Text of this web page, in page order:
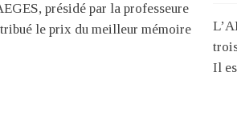
présidé par la professeure
le prix du meilleur mémoire
Il